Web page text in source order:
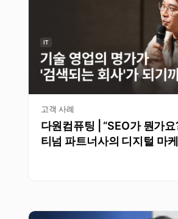
고객 사례
다원컴퓨팅 | “SEO가 뭔가요
티넘 파트너사의 디지털 마